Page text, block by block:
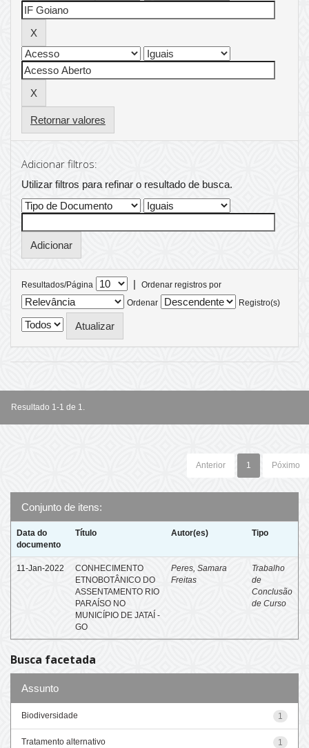
Retornar valores
Adicionar filtros:
Utilizar filtros para refinar o resultado de busca.
Resultados/Página |
Ordenar registros por
Ordenar
Registro(s)
Resultado 1-1 de 1.
Anterior 1 Póximo
Conjunto de itens:
Data do
documento
Título Autor(es) Tipo
11-Jan-2022
CONHECIMENTO
ETNOBOTÂNICO DO
ASSENTAMENTO RIO
PARAÍSO NO
MUNICÍPIO DE JATAÍ -
GO
Peres, Samara
Freitas
Trabalho
de
Conclusão
de Curso
Busca facetada
Assunto
1
Biodiversidade
1
Tratamento alternativo